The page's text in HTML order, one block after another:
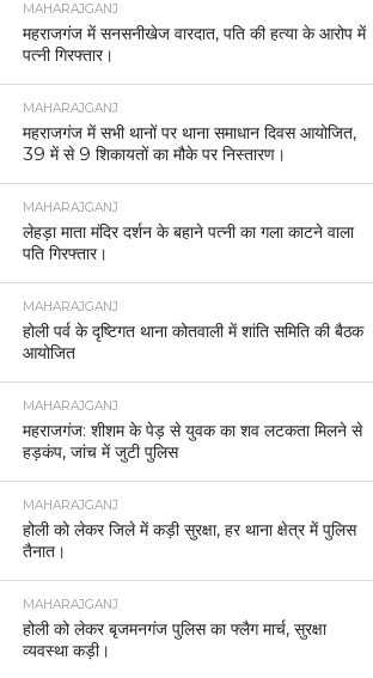
MAHARAJGANJ
महराजगंज में सनसनीखेज वारदात, पति की हत्या के आरोप में
पत्नी गिरफ्तार।
MAHARAJGANJ
महराजगंज में सभी थानों पर थाना समाधान दिवस आयोजित,
39 में से 9 शिकायतों का मौके पर निस्तारण।
MAHARAJGANJ
लेहड़ा माता मंदिर दर्शन के बहाने पत्नी का गला काटने वाला
पति गिरफ्तार।
MAHARAJGANJ
होली पर्व के दृष्टिगत थाना कोतवाली में शांति समिति की बैठक
आयोजित
MAHARAJGANJ
महराजगंज: शीशम के पेड़ से युवक का शव लटकता मिलने से
हड़कंप, जांच में जुटी पुलिस
MAHARAJGANJ
होली को लेकर जिले में कड़ी सुरक्षा, हर थाना क्षेत्र में पुलिस
तैनात।
MAHARAJGANJ
होली को लेकर बृजमनगंज पुलिस का फ्लैग मार्च, सुरक्षा
व्यवस्था कड़ी।